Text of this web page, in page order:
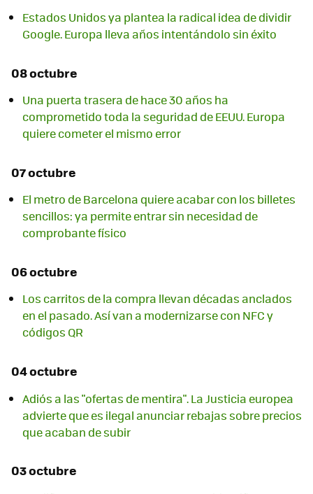
Estados Unidos ya plantea la radical idea de dividir
Google. Europa lleva años intentándolo sin éxito
08 octubre
Una puerta trasera de hace 30 años ha
comprometido toda la seguridad de EEUU. Europa
quiere cometer el mismo error
07 octubre
El metro de Barcelona quiere acabar con los billetes
sencillos: ya permite entrar sin necesidad de
comprobante físico
06 octubre
Los carritos de la compra llevan décadas anclados
en el pasado. Así van a modernizarse con NFC y
códigos QR
04 octubre
Adiós a las "ofertas de mentira". La Justicia europea
advierte que es ilegal anunciar rebajas sobre precios
que acaban de subir
03 octubre